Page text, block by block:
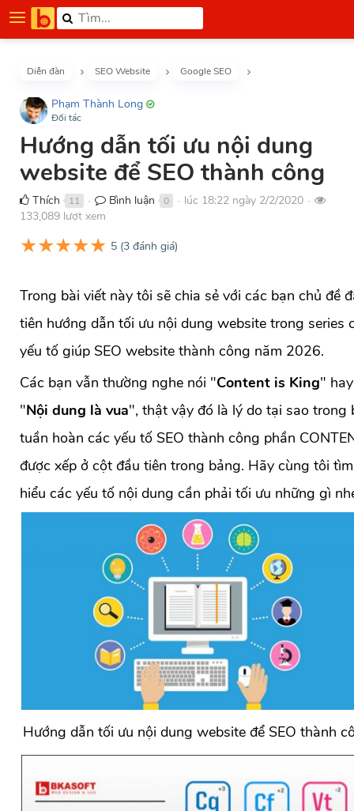
Diễn đàn SEO Website Google SEO
Phạm Thành Long
Đối tác
Hướng dẫn tối ưu nội dung
website để SEO thành công
Thích 11 ● Bình luận 0 ● lúc 18:22 ngày 2/2/2020 ●
133,089 lượt xem
★★★★★ 5 (3 đánh giá)
Trong bài viết này tôi sẽ chia sẻ với các bạn chủ đề
tiên hướng dẫn tối ưu nội dung website trong series
yếu tố giúp SEO website thành công năm 2026.
Các bạn vẫn thường nghe nói "Content is King" hay
"Nội dung là vua", thật vậy đó là lý do tại sao trong
tuần hoàn các yếu tố SEO thành công phần
được xếp ở cột đầu tiên trong bảng. Hãy cùng tôi tìm
hiểu các yếu tố nội dung cần phải tối ưu những gì
Hướng dẫn tối ưu nội dung website để SEO thành